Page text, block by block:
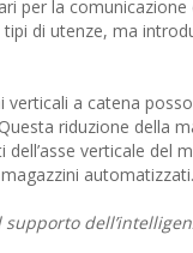
per la comunicazione
di utenze, ma
a catena
riduzione della
verticale del
automatizzati.